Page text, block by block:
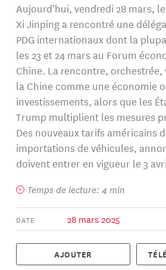
Aujourd’hui, vendredi 28 mars,
Xi Jinping a rencontré une
PDG internationaux dont la
les 23 et 24 mars au Forum
Chine. La rencontre,
la Chine comme une économie
investissements, alors que les
Trump multiplient les mesures
Des nouveaux tarifs américains
importations de véhicules,
doivent entrer en vigueur le 3
Temps de lecture: 4 min
DATE 28 mars 2025
AJOUTER